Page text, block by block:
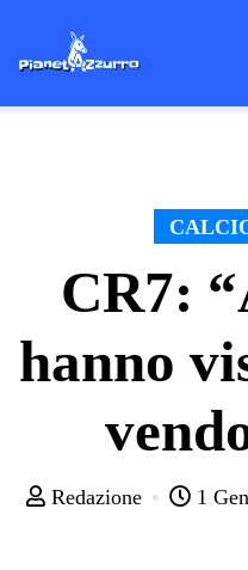
CR7:
hanno
Redazione 1